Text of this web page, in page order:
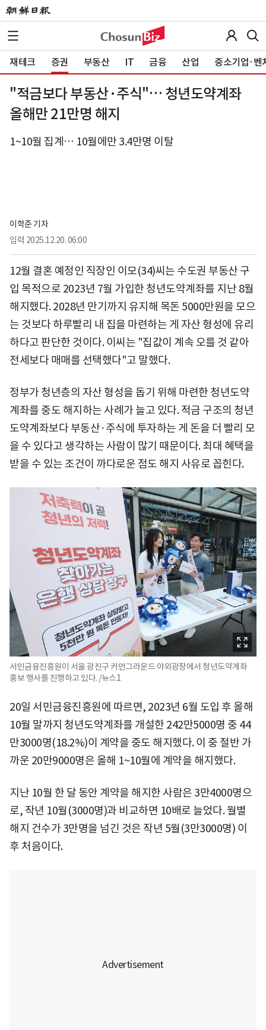
재테크 증권 부동산 IT 금융 산업 중소기업·벤
"적금보다 부동산·주식"… 청년도약계좌
올해만 21만명 해지
1~10월 집계… 10월에만 3.4만명 이탈
이학준 기자
입력 2025.12.20. 06:00
12월 결혼 예정인 직장인 이모(34)씨는 수도권 부동산 구
입 목적으로 2023년 7월 가입한 청년도약계좌를 지난 8월
해지했다. 2028년 만기까지 유지해 목돈 5000만원을 모으
는 것보다 하루빨리 내 집을 마련하는 게 자산 형성에 유리
하다고 판단한 것이다. 이씨는 "집값이 계속 오를 것 같아
전세보다 매매를 선택했다"고 말했다.
정부가 청년층의 자산 형성을 돕기 위해 마련한 청년도약
계좌를 중도 해지하는 사례가 늘고 있다. 적금 구조의 청년
도약계좌보다 부동산·주식에 투자하는 게 돈을 더 빨리 모
을 수 있다고 생각하는 사람이 많기 때문이다. 최대 혜택을
받을 수 있는 조건이 까다로운 점도 해지 사유로 꼽힌다.
서민금융진흥원이 서울 광진구 커먼그라운드 야외광장에서 청년도약계좌
홍보 행사를 진행하고 있다. /뉴스1
20일 서민금융진흥원에 따르면, 2023년 6월 도입 후 올해
10월 말까지 청년도약계좌를 개설한 242만5000명 중 44
만3000명(18.2%)이 계약을 중도 해지했다. 이 중 절반 가
까운 20만9000명은 올해 1~10월에 계약을 해지했다.
지난 10월 한 달 동안 계약을 해지한 사람은 3만4000명으
로, 작년 10월(3000명)과 비교하면 10배로 늘었다. 월별
해지 건수가 3만명을 넘긴 것은 작년 5월(3만3000명) 이
후 처음이다.